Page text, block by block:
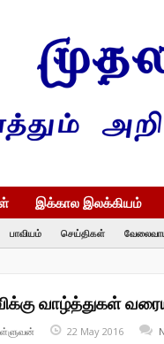
இக்கால இலக்கியம்
பாவியம் செய்திகள்
வாழ்த்துகள்
22 May 2016